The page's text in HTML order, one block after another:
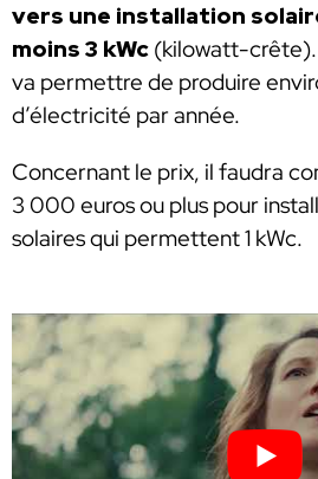
vers une installation
moins 3 kWc (kilowatt-
va permettre de produire
d’électricité par année.
Concernant le prix, il faudra
3 000 euros ou plus pour
solaires qui permettent 1 kWc.